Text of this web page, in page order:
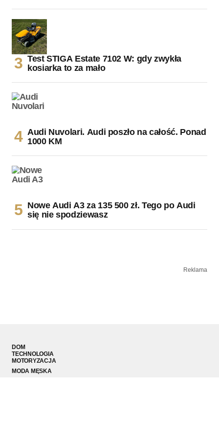
Test STIGA Estate 7102 W: gdy zwykła
kosiarka to za mało
Audi Nuvolari. Audi poszło na całość. Ponad
1000 KM
Nowe Audi A3 za 135 500 zł. Tego po Audi
się nie spodziewasz
Reklama
DOM
TECHNOLOGIA
MOTORYZACJA
MODA MĘSKA